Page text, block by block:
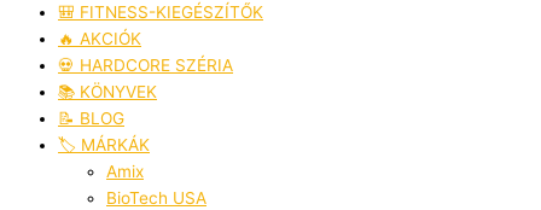
🎒 FITNESS-KIEGÉSZÍTŐK
🔥 AKCIÓK
💀 HARDCORE SZÉRIA
📚 KÖNYVEK
📝 BLOG
🏷️ MÁRKÁK
Amix
BioTech USA